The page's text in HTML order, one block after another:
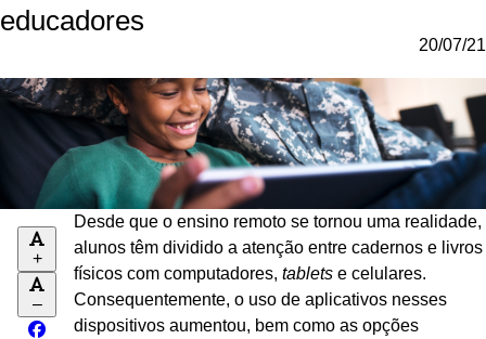
educadores
20/07/21
+
–
Desde que o ensino remoto se tornou uma realidade,
alunos têm dividido a atenção entre cadernos e livros
físicos com computadores, tablets e celulares.
Consequentemente, o uso de aplicativos nesses
dispositivos aumentou, bem como as opções